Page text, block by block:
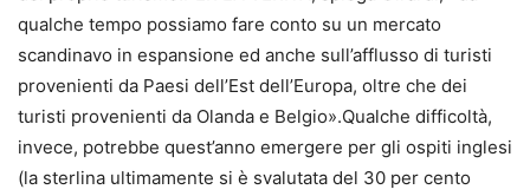
qualche tempo possiamo fare conto su un mercato
scandinavo in espansione ed anche sull’afflusso di turisti
provenienti da Paesi dell’Est dell’Europa, oltre che dei
turisti provenienti da Olanda e Belgio».Qualche difficoltà,
invece, potrebbe quest’anno emergere per gli ospiti inglesi
(la sterlina ultimamente si è svalutata del 30 per cento